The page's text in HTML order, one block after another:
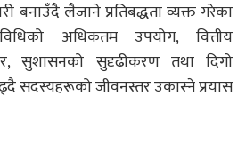
बनाउँदै लैजाने प्रतिबद्धता व्यक्त गरेका
अधिकतम उपयोग, वित्तीय
सुशासनको सुदृढीकरण तथा दिगो
सदस्यहरूको जीवनस्तर उकास्ने प्रयास